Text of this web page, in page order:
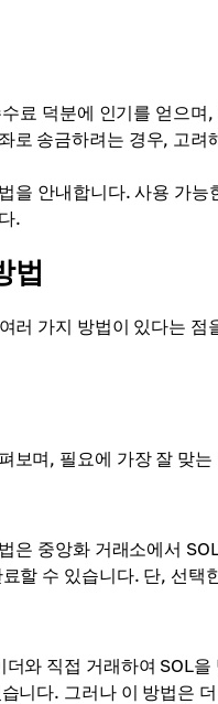
료 덕분에 인기를 얻으
로 송금하려는 경우, 고려
을 안내합니다. 사용 가
.
법
러 가지 방법이 있다는
보며, 필요에 가장 잘 맞
은 중앙화 거래소에서
할 수 있습니다. 단, 선
와 직접 거래하여 SOL
니다. 그러나 이 방법은